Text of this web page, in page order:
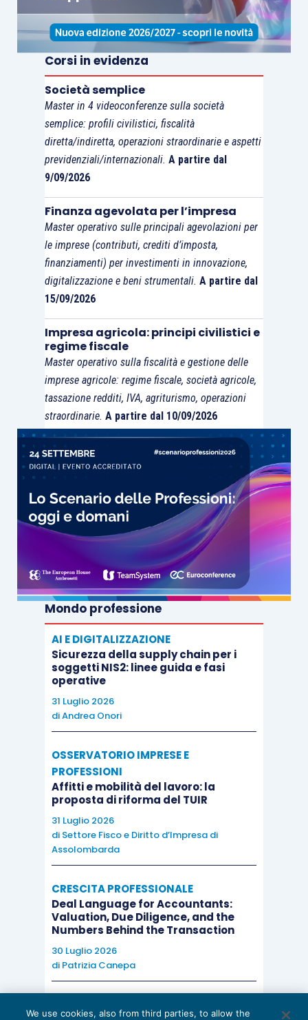
Corsi in evidenza
Società semplice
Master in 4 videoconferenze sulla società
semplice: profili civilistici, fiscalità
diretta/indiretta, operazioni straordinarie e aspetti
previdenziali/internazionali. A partire dal
9/09/2026
Finanza agevolata per l’impresa
Master operativo sulle principali agevolazioni per
le imprese (contributi, crediti d’imposta,
finanziamenti) per investimenti in innovazione,
digitalizzazione e beni strumentali. A partire dal
15/09/2026
Impresa agricola: principi civilistici e
regime fiscale
Master operativo sulla fiscalità e gestione delle
imprese agricole: regime fiscale, società agricole,
tassazione redditi, IVA, agriturismo, operazioni
straordinarie. A partire dal 10/09/2026
Mondo professione
AI E DIGITALIZZAZIONE
Sicurezza della supply chain per i
soggetti NIS2: linee guida e fasi
operative
31 Luglio 2026
diAndrea Onori
OSSERVATORIO IMPRESE E
PROFESSIONI
Affitti e mobilità del lavoro: la
proposta di riforma del TUIR
31 Luglio 2026
di Settore Fisco e Diritto d’Impresa di
Assolombarda
CRESCITA PROFESSIONALE
Deal Language for Accountants:
Valuation, Due Diligence, and the
Numbers Behind the Transaction
30 Luglio 2026
di Patrizia Canepa
We use cookies, also from third parties, to allow the